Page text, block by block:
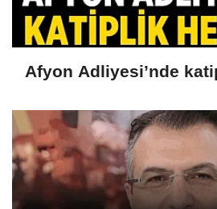
Afyon Adliyesi’nde